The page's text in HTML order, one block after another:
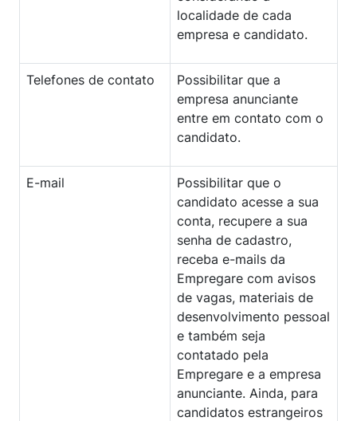
localidade de cada
empresa e candidato.
Telefones de contato
Possibilitar que a
empresa anunciante
entre em contato com o
candidato.
E-mail
Possibilitar que o
candidato acesse a sua
conta, recupere a sua
senha de cadastro,
receba e-mails da
Empregare com avisos
de vagas, materiais de
desenvolvimento pessoal
e também seja
contatado pela
Empregare e a empresa
anunciante. Ainda, para
candidatos estrangeiros